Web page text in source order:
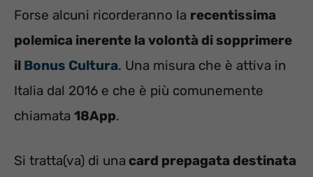
Forse alcuni ricorderanno la recentissima
polemica inerente la volontà di sopprimere
il Bonus Cultura. Una misura che è attiva in
Italia dal 2016 e che è più comunemente
chiamata 18App.
Si tratta(va) di una card prepagata destinata